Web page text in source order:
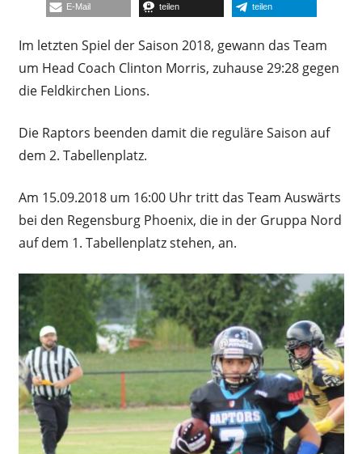
E-Mail teilen teilen
Im letzten Spiel der Saison 2018, gewann das Team
um Head Coach Clinton Morris, zuhause 29:28 gegen
die Feldkirchen Lions.
Die Raptors beenden damit die reguläre Saison auf
dem 2. Tabellenplatz.
Am 15.09.2018 um 16:00 Uhr tritt das Team Auswärts
bei den Regensburg Phoenix, die in der Gruppa Nord
auf dem 1. Tabellenplatz stehen, an.